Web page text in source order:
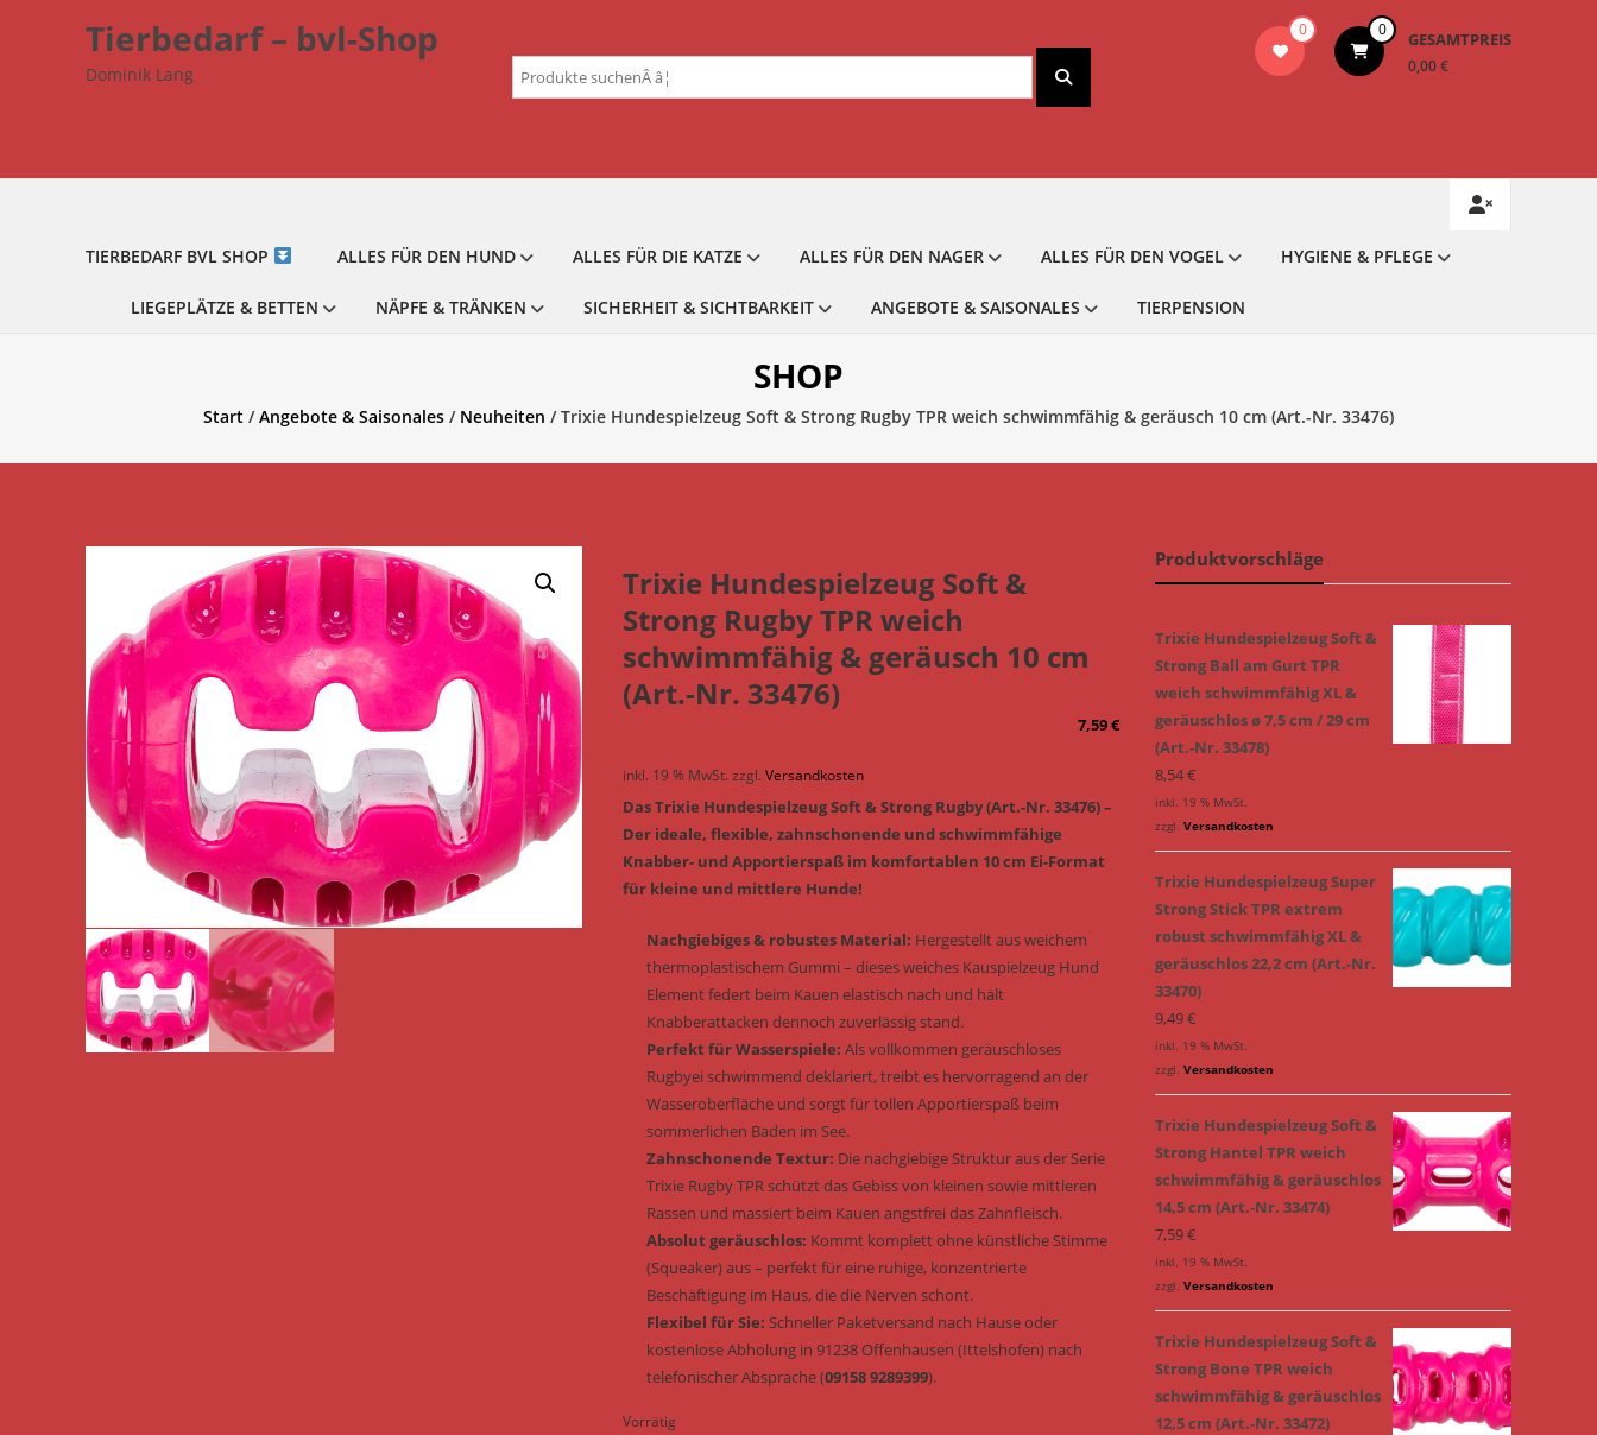
Tierbedarf – bvl-Shop
Dominik Lang
0 0 GESAMTPREIS
0,00 €
Suchen
nach:
TIERBEDARF BVL SHOP ALLES FÜR DEN HUND ALLES FÜR DIE KATZE ALLES FÜR DEN NAGER ALLES FÜR DEN VOGEL HYGIENE & PFLEGE
LIEGEPLÄTZE & BETTEN NÄPFE & TRÄNKEN SICHERHEIT & SICHTBARKEIT ANGEBOTE & SAISONALES TIERPENSION
SHOP
Start /Angebote & Saisonales / Neuheiten / Trixie Hundespielzeug Soft & Strong Rugby TPR weich schwimmfähig & geräusch 10 cm (Art.-Nr. 33476)
Trixie Hundespielzeug Soft &
Strong Rugby TPR weich
schwimmfähig & geräusch 10 cm
(Art.-Nr. 33476)
7,59€
inkl. 19 % MwSt. zzgl.Versandkosten
Das Trixie Hundespielzeug Soft & Strong Rugby (Art.-Nr. 33476) –
Der ideale, flexible, zahnschonende und schwimmfähige
Knabber- und Apportierspaß im komfortablen 10 cm Ei-Format
für kleine und mittlere Hunde!
Nachgiebiges & robustes Material: Hergestellt aus weichem
thermoplastischem Gummi – dieses weiches Kauspielzeug Hund
Element federt beim Kauen elastisch nach und hält
Knabberattacken dennoch zuverlässig stand.
Perfekt für Wasserspiele: Als vollkommen geräuschloses
Rugbyei schwimmend deklariert, treibt es hervorragend an der
Wasseroberfläche und sorgt für tollen Apportierspaß beim
sommerlichen Baden im See.
Zahnschonende Textur: Die nachgiebige Struktur aus der Serie
Trixie Rugby TPR schützt das Gebiss von kleinen sowie mittleren
Rassen und massiert beim Kauen angstfrei das Zahnfleisch.
Absolut geräuschlos: Kommt komplett ohne künstliche Stimme
(Squeaker) aus – perfekt für eine ruhige, konzentrierte
Beschäftigung im Haus, die die Nerven schont.
Flexibel für Sie: Schneller Paketversand nach Hause oder
kostenlose Abholung in 91238 Offenhausen (Ittelshofen) nach
telefonischer Absprache (09158 9289399).
Vorrätig
Produktvorschläge
Trixie Hundespielzeug Soft &
Strong Ball am Gurt TPR
weich schwimmfähig XL &
geräuschlos ø 7,5 cm / 29 cm
(Art.-Nr. 33478)
8,54€
inkl. 19 % MwSt.
zzgl. Versandkosten
Trixie Hundespielzeug Super
Strong Stick TPR extrem
robust schwimmfähig XL &
geräuschlos 22,2 cm (Art.-Nr.
33470)
9,49€
inkl. 19 % MwSt.
zzgl. Versandkosten
Trixie Hundespielzeug Soft &
Strong Hantel TPR weich
schwimmfähig & geräuschlos
14,5 cm (Art.-Nr. 33474)
7,59€
inkl. 19 % MwSt.
zzgl. Versandkosten
Trixie Hundespielzeug Soft &
Strong Bone TPR weich
schwimmfähig & geräuschlos
12,5 cm (Art.-Nr. 33472)